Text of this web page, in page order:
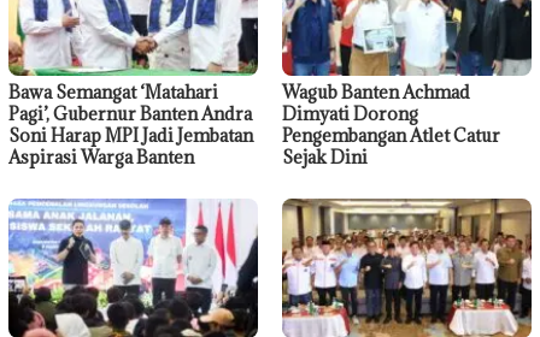
Bawa Semangat ‘Matahari
Pagi’, Gubernur Banten Andra
Soni Harap MPI Jadi Jembatan
Aspirasi Warga Banten
Wagub Banten Achmad
Dimyati Dorong
Pengembangan Atlet Catur
Sejak Dini